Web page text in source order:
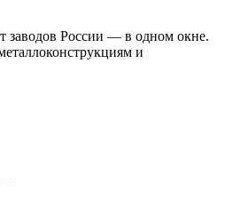
заводов России — в одном окне.
и